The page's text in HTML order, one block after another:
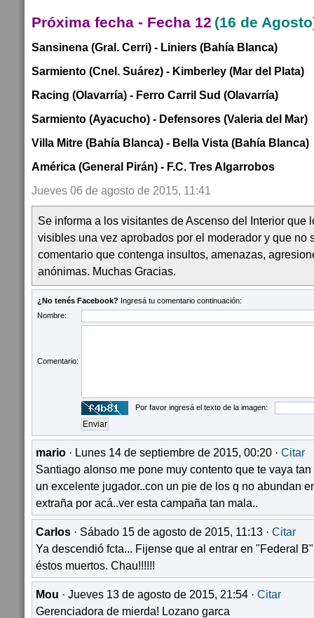
Próxima fecha - Fecha 12 (16 de
Sansinena (Gral. Cerri) - Liniers (Bahía Blanca)
Sarmiento (Cnel. Suárez) - Kimberley (Mar del Plata)
Racing (Olavarría) - Ferro Carril Sud (Olavarría)
Sarmiento (Ayacucho) - Defensores (Valeria del Mar)
Villa Mitre (Bahía Blanca) - Bella Vista (Bahía Blanca)
América (General Pirán) - F.C. Tres Algarrobos
Jueves 06 de agosto de 2015, 11:41
Se informa a los visitantes de Ascenso del Interior que
visibles una vez aprobados por el moderador y que no
comentario que contenga insultos, amenazas,
anónimas. Muchas Gracias.
¿No tenés Facebook? Ingresá tu comentario continuación:
Nombre:
Comentario:
Por favor ingresá el texto de la imagen:
mario · Lunes 14 de septiembre de 2015, 00:20 · Citar
Santiago alonso me pone muy contento que te vaya
un excelente jugador..con un pie de los q no abundan
extraña por acá..ver esta campaña tan mala..
Carlos · Sábado 15 de agosto de 2015, 11:13 · Citar
Ya descendió fcta... Fijense que al entrar en "Federal
éstos muertos. Chau!!!!!!
Mou · Jueves 13 de agosto de 2015, 21:54 · Citar
Gerenciadora de mierda! Lozano garca